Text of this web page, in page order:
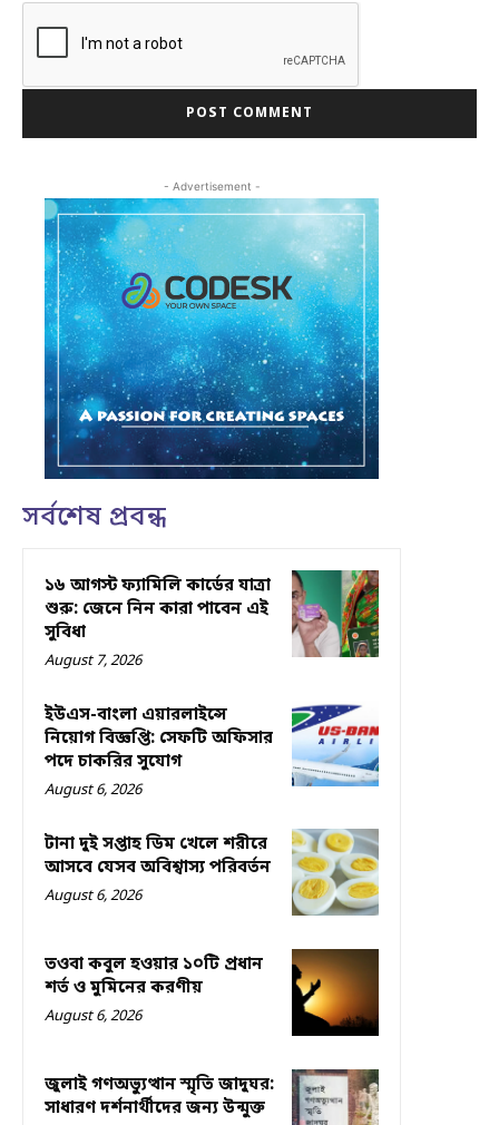
- Advertisement -
সর্বশেষ প্রবন্ধ
১৬ আগস্ট ফ্যামিলি কার্ডের যাত্রা
শুরু: জেনে নিন কারা পাবেন এই
সুবিধা
August 7, 2026
ইউএস-বাংলা এয়ারলাইন্সে
নিয়োগ বিজ্ঞপ্তি: সেফটি অফিসার
পদে চাকরির সুযোগ
August 6, 2026
টানা দুই সপ্তাহ ডিম খেলে শরীরে
আসবে যেসব অবিশ্বাস্য পরিবর্তন
August 6, 2026
তওবা কবুল হওয়ার ১০টি প্রধান
শর্ত ও মুমিনের করণীয়
August 6, 2026
জুলাই গণঅভ্যুত্থান স্মৃতি জাদুঘর:
সাধারণ দর্শনার্থীদের জন্য উন্মুক্ত